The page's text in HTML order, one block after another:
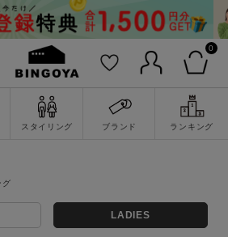
0
スタイリング ブランド ランキング
詳細検索
LADIES